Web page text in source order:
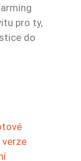
pro ty,
do